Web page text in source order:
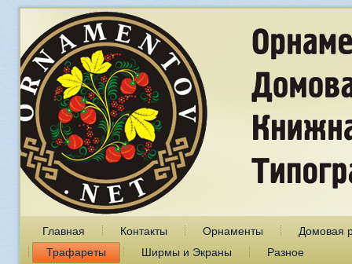
Главная Контакты Орнаменты
Домовая
Трафареты
Ширмы и Экраны Разное